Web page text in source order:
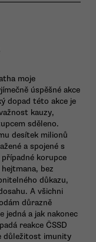
moje
úspěšné akce
dopad této akce je
kauzy,
sděleno.
desítek milionů
a spojené s
korupce
bez
důkazu,
A všichni
důrazně
jedná a jak nakonec
reakce ČSSD
důležitost imunity